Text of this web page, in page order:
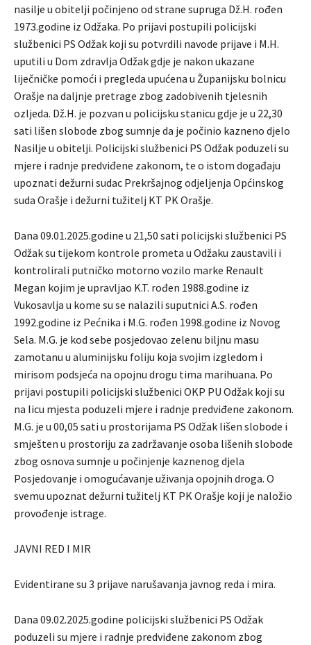
nasilje u obitelji počinjeno od strane supruga Dž.H. rođen
1973.godine iz Odžaka. Po prijavi postupili policijski
službenici PS Odžak koji su potvrdili navode prijave i M.H.
uputili u Dom zdravlja Odžak gdje je nakon ukazane
liječničke pomoći i pregleda upućena u Županijsku bolnicu
Orašje na daljnje pretrage zbog zadobivenih tjelesnih
ozljeda. Dž.H. je pozvan u policijsku stanicu gdje je u 22,30
sati lišen slobode zbog sumnje da je počinio kazneno djelo
Nasilje u obitelji. Policijski službenici PS Odžak poduzeli su
mjere i radnje predviđene zakonom, te o istom događaju
upoznati dežurni sudac Prekršajnog odjeljenja Općinskog
suda Orašje i dežurni tužitelj KT PK Orašje.
Dana 09.01.2025.godine u 21,50 sati policijski službenici PS
Odžak su tijekom kontrole prometa u Odžaku zaustavili i
kontrolirali putničko motorno vozilo marke Renault
Megan kojim je upravljao K.T. rođen 1988.godine iz
Vukosavlja u kome su se nalazili suputnici A.S. rođen
1992.godine iz Pećnika i M.G. rođen 1998.godine iz Novog
Sela. M.G. je kod sebe posjedovao zelenu biljnu masu
zamotanu u aluminijsku foliju koja svojim izgledom i
mirisom podsjeća na opojnu drogu tima marihuana. Po
prijavi postupili policijski službenici OKP PU Odžak koji su
na licu mjesta poduzeli mjere i radnje predviđene zakonom.
M.G. je u 00,05 sati u prostorijama PS Odžak lišen slobode i
smješten u prostoriju za zadržavanje osoba lišenih slobode
zbog osnova sumnje u počinjenje kaznenog djela
Posjedovanje i omogućavanje uživanja opojnih droga. O
svemu upoznat dežurni tužitelj KT PK Orašje koji je naložio
provođenje istrage.
JAVNI RED I MIR
Evidentirane su 3 prijave narušavanja javnog reda i mira.
Dana 09.02.2025.godine policijski službenici PS Odžak
poduzeli su mjere i radnje predviđene zakonom zbog